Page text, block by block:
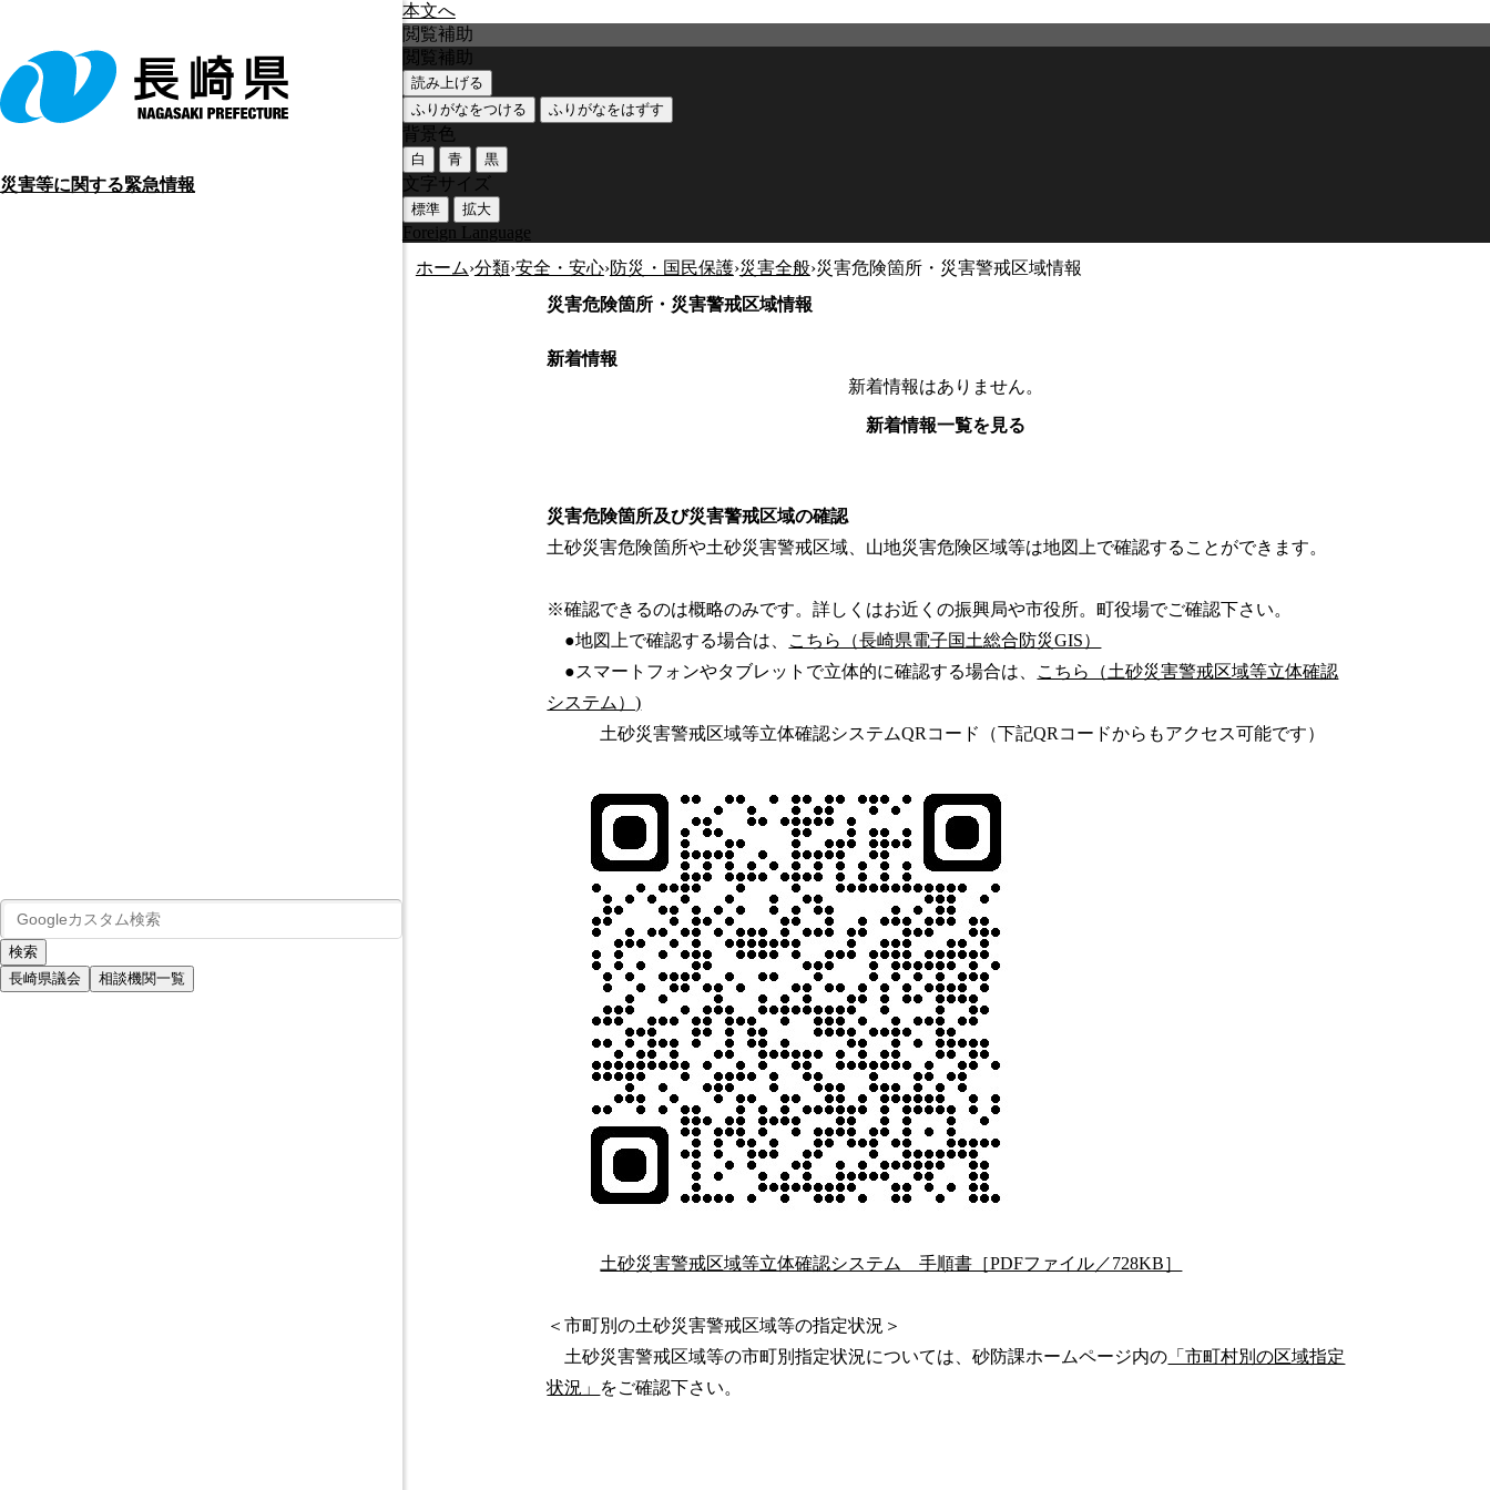
本文へ
災害等に関する緊急情報
長崎県議会 相談機関一覧
閲覧補助
閲覧補助
読み上げる
ふりがなをつける
ふりがなをはずす
背景色
白 青 黒
文字サイズ
標準 拡大
Foreign Language
ホーム›分類›安全・安心›防災・国民保護›災害全般›災害危険箇所・災害警戒区域情報
災害危険箇所・災害警戒区域情報
新着情報
新着情報はありません。
新着情報一覧を見る
災害危険箇所及び災害警戒区域の確認
土砂災害危険箇所や土砂災害警戒区域、山地災害危険区域等は地図上で確認することができます。
※確認できるのは概略のみです。詳しくはお近くの振興局や市役所。町役場でご確認下さい。
●地図上で確認する場合は、 こちら（長崎県電子国土総合防災GIS）
●スマートフォンやタブレットで立体的に確認する場合は、 こちら（土砂災害警戒区域等立体確認
システム）)
土砂災害警戒区域等立体確認システムQRコード（下記QRコードからもアクセス可能です）
土砂災害警戒区域等立体確認システム 手順書［PDFファイル／728KB］
＜市町別の土砂災害警戒区域等の指定状況＞
土砂災害警戒区域等の市町別指定状況については、砂防課ホームページ内の 「市町村別の区域指定
状況」 をご確認下さい。